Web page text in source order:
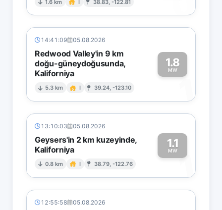
1.6 km I 38.83, -122.81
14:41:09 05.08.2026
Redwood Valley'in 9 km
doğu-güneydoğusunda,
Kaliforniya
5.3 km I 39.24, -123.10
1.8
MW
1
13:10:03 05.08.2026
Geysers'in 2 km kuzeyinde,
Kaliforniya
0.8 km I 38.79, -122.76
1.1
MW1
12:55:58 05.08.2026